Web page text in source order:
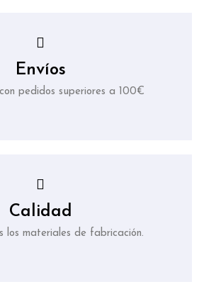
Envíos
pedidos superiores a 100€
Calidad
los materiales de fabricación.